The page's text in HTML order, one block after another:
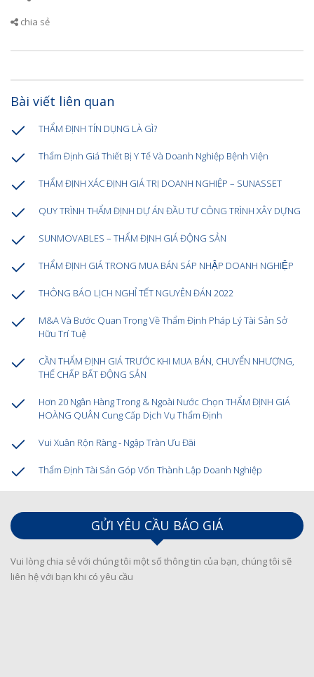
chia sẻ
Bài viết liên quan
THẨM ĐỊNH TÍN DỤNG LÀ GÌ?
Thẩm Định Giá Thiết Bị Y Tế Và Doanh Nghiệp Bệnh Viện
THẨM ĐỊNH XÁC ĐỊNH GIÁ TRỊ DOANH NGHIỆP – SUNASSET
QUY TRÌNH THẨM ĐỊNH DỰ ÁN ĐẦU TƯ CÔNG TRÌNH XÂY DỰNG
SUNMOVABLES – THẨM ĐỊNH GIÁ ĐỘNG SẢN
THẨM ĐỊNH GIÁ TRONG MUA BÁN SÁP NHẬP DOANH NGHIỆP
THÔNG BÁO LỊCH NGHỈ TẾT NGUYÊN ĐÁN 2022
M&A Và Bước Quan Trọng Về Thẩm Định Pháp Lý Tài Sản Sở
Hữu Trí Tuệ
CẦN THẨM ĐỊNH GIÁ TRƯỚC KHI MUA BÁN, CHUYỂN NHƯỢNG,
THẾ CHẤP BẤT ĐỘNG SẢN
Hơn 20 Ngân Hàng Trong & Ngoài Nước Chọn THẨM ĐỊNH GIÁ
HOÀNG QUÂN Cung Cấp Dịch Vụ Thẩm Định
Vui Xuân Rộn Ràng - Ngập Tràn Ưu Đãi
Thẩm Định Tài Sản Góp Vốn Thành Lập Doanh Nghiệp
GỬI YÊU CẦU BÁO GIÁ
Vui lòng chia sẻ với chúng tôi một số thông tin của bạn, chúng tôi sẽ
liên hệ với bạn khi có yêu cầu